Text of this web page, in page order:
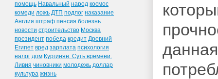
помощь Навальный народ космос
комеди ложь ДТП подлог наказание
Англия штраф пенсия болезнь
новости строительство Москва
президент победа кредит Древний
Египет вред зарплата психология
налог дом Кургинян. Суть времени.
Ливия чиновники молодежь доллар
культура жизнь